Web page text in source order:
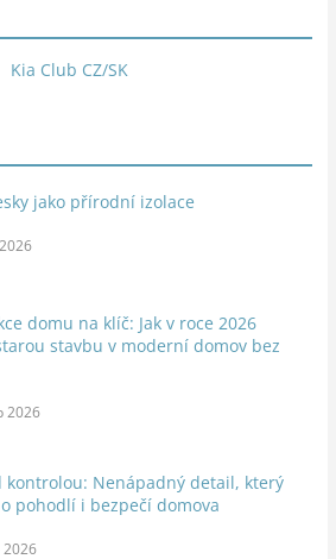
Kia Club CZ/SK
jako přírodní izolace
domu na klíč: Jak v roce 2026
stavbu v moderní domov bez
2026
kontrolou: Nenápadný detail, který
pohodlí i bezpečí domova
2026